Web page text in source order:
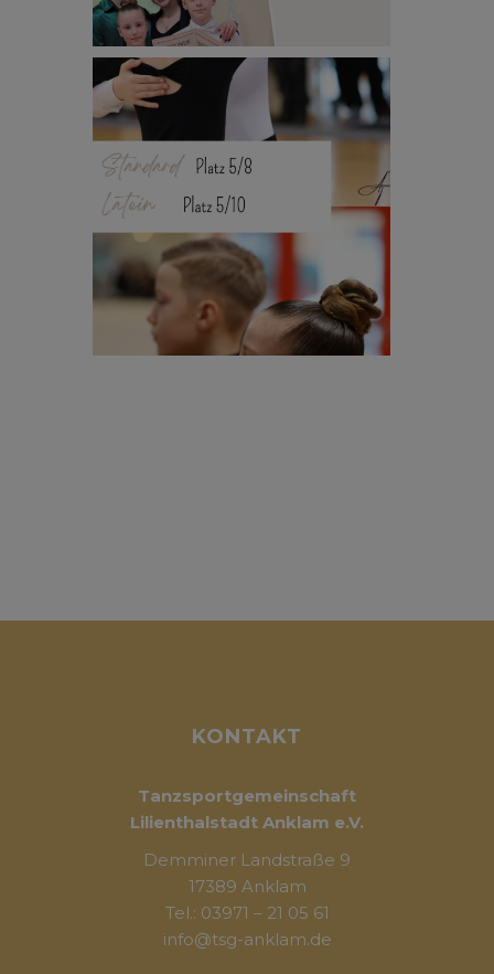
KONTAKT
Tanzsportgemeinschaft
Lilienthalstadt Anklam e.V.
Demminer Landstraße 9
17389 Anklam
Tel.: 03971 – 21 05 61
info@tsg-anklam.de